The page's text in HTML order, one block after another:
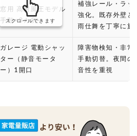
窓用 高耐風圧モデル
手動×3カ所
補強レール・ラッ
強化。既存外壁と
雨仕舞を丁寧に施
ガレージ 電動シャッ
ター（静音モータ
ー）1開口
障害物検知・非常
手動切替。夜間の
音性を重視
スクロールできます